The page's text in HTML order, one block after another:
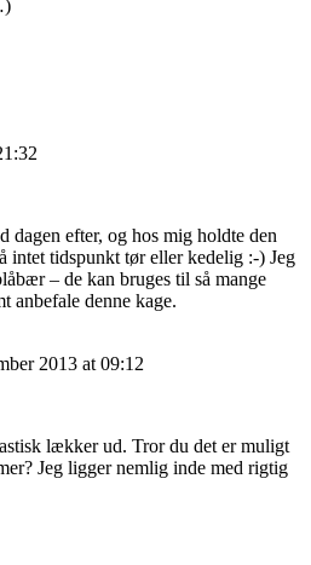
dagen efter, og hos mig holdte den
intet tidspunkt tør eller kedelig :-) Jeg
– de kan bruges til så mange
anbefale denne kage.
2013 at 09:12
lækker ud. Tror du det er muligt
Jeg ligger nemlig inde med rigtig